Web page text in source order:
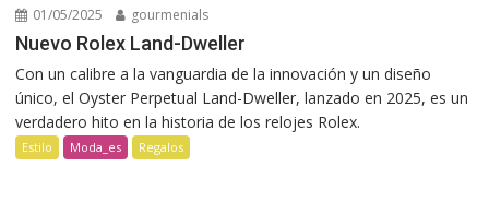
01/05/2025 gourmenials
Nuevo Rolex Land-Dweller
Con un calibre a la vanguardia de la innovación y un diseño
único, el Oyster Perpetual Land-Dweller, lanzado en 2025, es un
verdadero hito en la historia de los relojes Rolex.
Estilo Moda_es Regalos